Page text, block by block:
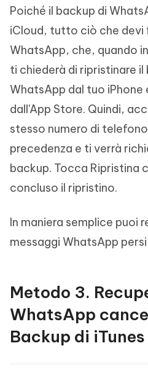
Poiché il backup di
iCloud, tutto ciò che devi
WhatsApp, che, quando
ti chiederà di ripristinare il
WhatsApp dal tuo iPhone
dall'App Store. Quindi,
stesso numero di
precedenza e ti verrà
backup. Tocca Ripristina
concluso il ripristino.
In maniera semplice puoi
messaggi WhatsApp
Metodo 3.
WhatsApp
Backup di iTunes